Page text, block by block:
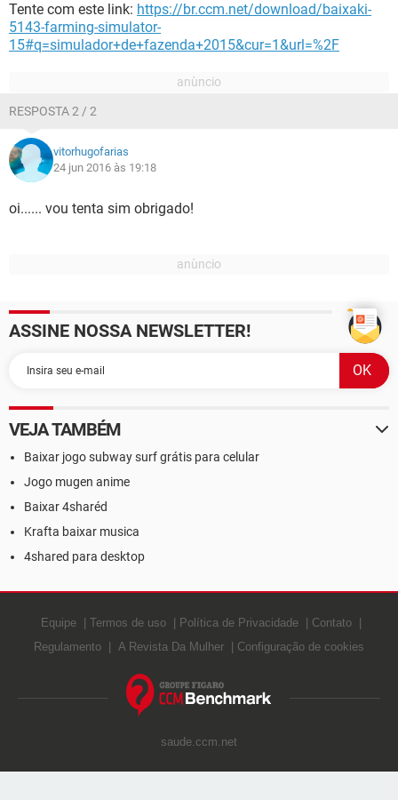
Tente com este link: https://br.ccm.net/download/baixaki-
5143-farming-simulator-
15#q=simulador+de+fazenda+2015&cur=1&url=%2F
RESPOSTA 2 / 2
vitorhugofarias
24 jun 2016 às 19:18
oi...... vou tenta sim obrigado!
ASSINE NOSSA NEWSLETTER!
VEJA TAMBÉM
Baixar jogo subway surf grátis para celular
Jogo mugen anime
Baixar 4sharéd
Krafta baixar musica
4shared para desktop
Equipe Termos de uso Política de Privacidade
Contato
Regulamento
A Revista Da Mulher Configuração de cookies
saude.ccm.net